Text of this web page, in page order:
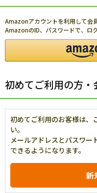
Amazonアカウントを利用して会
AmazonのID、パスワードで、ロ
初めてご利用の方・
初めてご利用のお客様は、
い。
メールアドレスとパスワー
できるようになります。